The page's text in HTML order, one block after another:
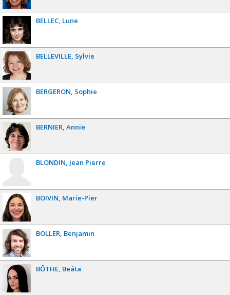
BELLEC Lune
BELLEVILLE Sylvie
BERGERON Sophie
BERNIER Annie
BLONDIN Jean Pierre
BOIVIN Marie-Pier
BOLLER Benjamin
BŐTHE Beáta